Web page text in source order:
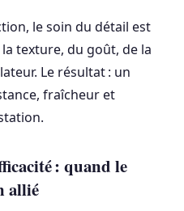
le soin du détail est
texture, du goût, de la
Le résultat : un
fraîcheur et
: quand le
allié